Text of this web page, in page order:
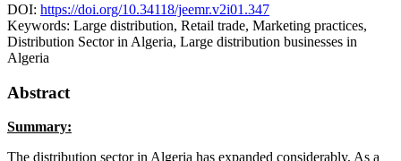
DOI: https://doi.org/10.34118/jeemr.v2i01.347
Keywords: Large distribution, Retail trade, Marketing practices,
Distribution Sector in Algeria, Large distribution businesses in
Algeria
Abstract
Summary:
The distribution sector in Algeria has expanded considerably, As a